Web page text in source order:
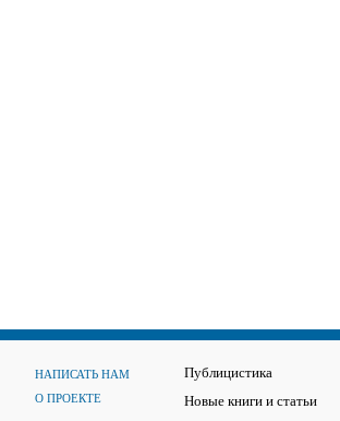
НАПИСАТЬ НАМ
О ПРОЕКТЕ
Публицистика
Новые книги и статьи